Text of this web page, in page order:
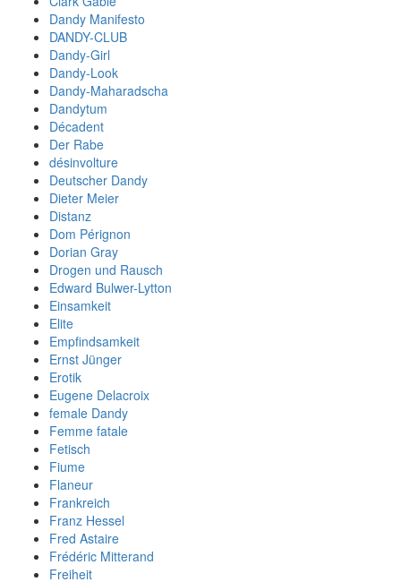
Dandy Manifesto
DANDY-CLUB
Dandy-Girl
Dandy-Look
Dandy-Maharadscha
Dandytum
Décadent
Der Rabe
désinvolture
Deutscher Dandy
Dieter Meier
Distanz
Dom Pérignon
Dorian Gray
Drogen und Rausch
Edward Bulwer-Lytton
Einsamkeit
Elite
Empfindsamkeit
Ernst Jünger
Erotik
Eugene Delacroix
female Dandy
Femme fatale
Fetisch
Fiume
Flaneur
Frankreich
Franz Hessel
Fred Astaire
Frédéric Mitterand
Freiheit